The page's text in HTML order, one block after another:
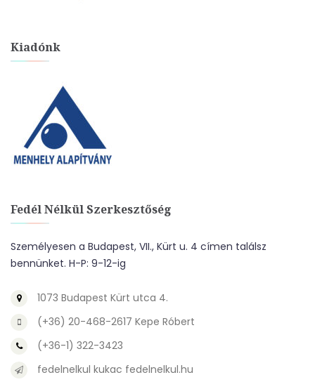
Kiadónk
Fedél Nélkül Szerkesztőség
Személyesen a Budapest, VII., Kürt u. 4 címen találsz
bennünket. H-P: 9-12-ig
1073 Budapest Kürt utca 4.
(+36) 20-468-2617 Kepe Róbert
(+36-1) 322-3423
fedelnelkul kukac fedelnelkul.hu